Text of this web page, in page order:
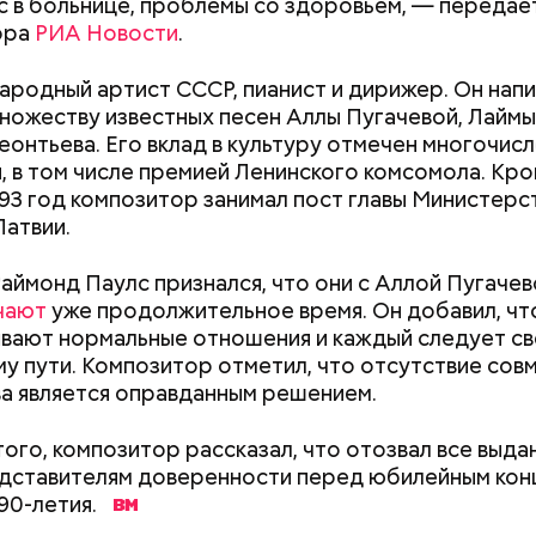
РИА Новости.
артист СССР, пианист и дирижер. Он
известных песен Аллы Пугачевой,
Его вклад в культуру отмечен
в том числе премией Ленинского комсомола.
год композитор занимал пост главы
Паулс признался, что они с Аллой
уже продолжительное время. Он добавил,
нормальные отношения и каждый следует
пути. Композитор отметил, что отсутствие
является оправданным решением.
композитор рассказал, что отозвал все
доверенности перед юбилейным
летия.
день холостяка
порезанные кубиками, нужно легко обжарить на
К ним добавляются зелень петрушки, чеснок,
масло. Получается очень вкусно, — поделился
предупредила: не для всех дыня может
первую очередь ее стоит есть с осторожностью
Хотела спасти малыша: как
мать и сын погибли при
падении из окна в Раменском
Вода за 10
японский
лишний вес